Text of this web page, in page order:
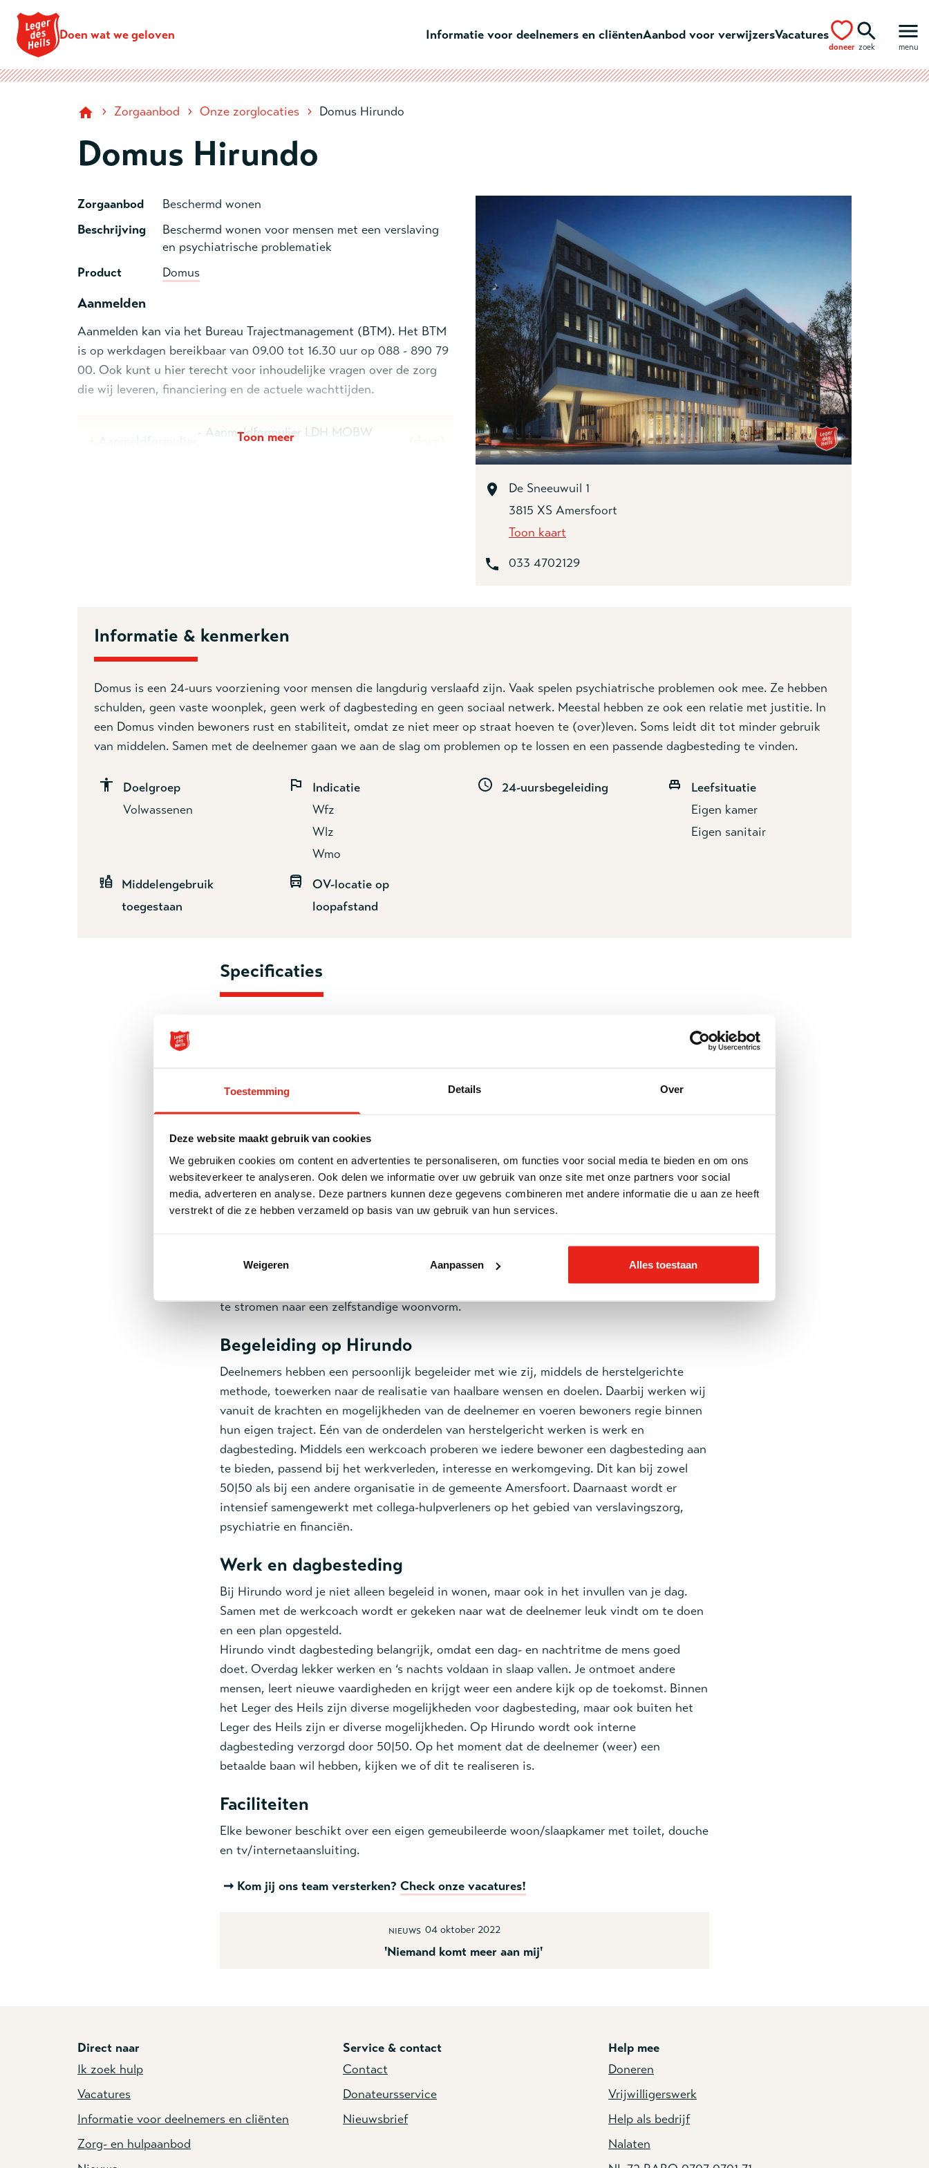
Toestemming Details Over
Deze website maakt gebruik van cookies
We gebruiken cookies om content en advertenties te personaliseren, om functies voor social media te bieden en om ons
websiteverkeer te analyseren. Ook delen we informatie over uw gebruik van onze site met onze partners voor social
media, adverteren en analyse. Deze partners kunnen deze gegevens combineren met andere informatie die u aan ze heeft
verstrekt of die ze hebben verzameld op basis van uw gebruik van hun services.
Weigeren Aanpassen Alles toestaan
Doen wat we geloven
Informatie voor deelnemers en cliëntenAanbod voor verwijzersVacatures
doneer zoek menu
› Zorgaanbod › Onze zorglocaties › Domus Hirundo
Domus Hirundo
Zorgaanbod
Beschermd wonen
Beschrijving
Beschermd wonen voor mensen met een verslaving
en psychiatrische problematiek
Product
Domus
Aanmelden
Aanmelden kan via het Bureau Trajectmanagement (BTM). Het BTM
is op werkdagen bereikbaar van 09.00 tot 16.30 uur op 088 - 890 79
00. Ook kunt u hier terecht voor inhoudelijke vragen over de zorg
die wij leveren, financiering en de actuele wachttijden.
- Aanmeldformulier LDH MOBW
Toon meer
De Sneeuwuil 1
3815 XS Amersfoort
Toon kaart
033 4702129
Informatie & kenmerken
Domus is een 24-uurs voorziening voor mensen die langdurig verslaafd zijn. Vaak spelen psychiatrische problemen ook mee. Ze hebben
schulden, geen vaste woonplek, geen werk of dagbesteding en geen sociaal netwerk. Meestal hebben ze ook een relatie met justitie. In
een Domus vinden bewoners rust en stabiliteit, omdat ze niet meer op straat hoeven te (over)leven. Soms leidt dit tot minder gebruik
van middelen. Samen met de deelnemer gaan we aan de slag om problemen op te lossen en een passende dagbesteding te vinden.
Doelgroep
Volwassenen
Indicatie
Wfz
Wlz
Wmo
24-uursbegeleiding
Leefsituatie
Eigen kamer
Eigen sanitair
Middelengebruik
toegestaan
OV-locatie op
loopafstand
Specificaties
kampen met een (hard)drugs en/of alcoholverslaving. Verslaving is bij deze mensen
allesoverheersend waardoor zij in de maatschappij problemen ervaren en vaak dakloos
raken. Bij Hirundo willen we weer werken naar herstel en kijken naar de krachten en
mogelijkheden van onze deelnemers om zo hun gewenste doelen zoveel mogelijk te
behalen. Middelengebruik is, op de eigen kamer, gedoogd.
Hirundo werkt met twee fases, namelijk groepswonen en eigen appartementen. Bij het
toe voor vragen, hulp met het bellen naar instanties, meegaan naar afspraken buiten de
deur e.d. Elke deelnemer start op het groepswonen en heeft vervolgens de mogelijkheid
om door te stromen naar één van de tien appartementen. Vanuit hier is het doel om door
te stromen naar een zelfstandige woonvorm.
Begeleiding op Hirundo
Deelnemers hebben een persoonlijk begeleider met wie zij, middels de herstelgerichte
methode, toewerken naar de realisatie van haalbare wensen en doelen. Daarbij werken wij
vanuit de krachten en mogelijkheden van de deelnemer en voeren bewoners regie binnen
hun eigen traject. Eén van de onderdelen van herstelgericht werken is werk en
dagbesteding. Middels een werkcoach proberen we iedere bewoner een dagbesteding aan
te bieden, passend bij het werkverleden, interesse en werkomgeving. Dit kan bij zowel
50|50 als bij een andere organisatie in de gemeente Amersfoort. Daarnaast wordt er
intensief samengewerkt met collega-hulpverleners op het gebied van verslavingszorg,
psychiatrie en financiën.
Werk en dagbesteding
Bij Hirundo word je niet alleen begeleid in wonen, maar ook in het invullen van je dag.
Samen met de werkcoach wordt er gekeken naar wat de deelnemer leuk vindt om te doen
en een plan opgesteld.
Hirundo vindt dagbesteding belangrijk, omdat een dag- en nachtritme de mens goed
doet. Overdag lekker werken en ‘s nachts voldaan in slaap vallen. Je ontmoet andere
mensen, leert nieuwe vaardigheden en krijgt weer een andere kijk op de toekomst. Binnen
het Leger des Heils zijn diverse mogelijkheden voor dagbesteding, maar ook buiten het
Leger des Heils zijn er diverse mogelijkheden. Op Hirundo wordt ook interne
dagbesteding verzorgd door 50|50. Op het moment dat de deelnemer (weer) een
betaalde baan wil hebben, kijken we of dit te realiseren is.
Faciliteiten
Elke bewoner beschikt over een eigen gemeubileerde woon/slaapkamer met toilet, douche
en tv/internetaansluiting.
➞ Kom jij ons team versterken? Check onze vacatures!
'Niemand komt meer aan mij'
Nieuws 04 oktober 2022
Direct naar
Ik zoek hulp
Vacatures
Informatie voor deelnemers en cliënten
Zorg- en hulpaanbod
Service & contact
Contact
Donateursservice
Nieuwsbrief
Help mee
Doneren
Vrijwilligerswerk
Help als bedrijf
Nalaten